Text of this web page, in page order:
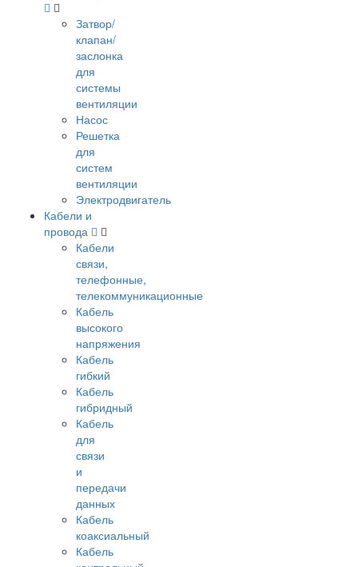
Затвор/
клапан/
заслонка
для
системы
вентиляции
Насос
Решетка
для
систем
вентиляции
Электродвигатель
Кабели и
провода
Кабели
связи,
телефонные,
телекоммуникационные
Кабель
высокого
напряжения
Кабель
гибкий
Кабель
гибридный
Кабель
для
связи
и
передачи
данных
Кабель
коаксиальный
Кабель